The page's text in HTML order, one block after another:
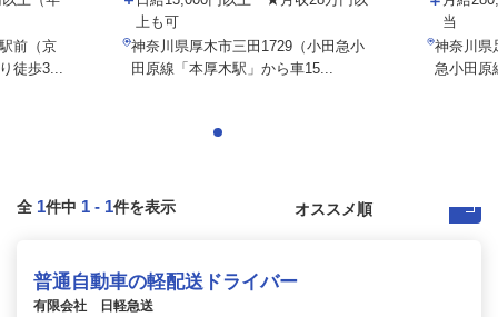
前（京
徒歩3...
上も可
神奈川県厚木市三田1729（小田急小
田原線「本厚木駅」から車15...
当
神奈川県
急小田原
全 1件中 1 - 1件を表示
普通自動車の軽配送ドライバー
有限会社 日軽急送